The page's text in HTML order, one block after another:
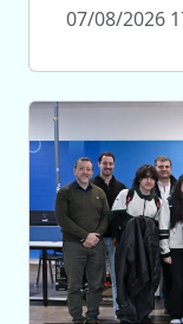
07/08/2026